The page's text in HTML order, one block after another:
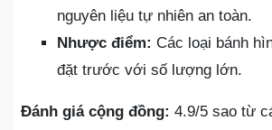
nguyên liệu tự nhiên an toàn.
Nhược điểm: Các loại bánh
đặt trước với số lượng lớn.
Đánh giá cộng đồng: 4.9/5 sao từ